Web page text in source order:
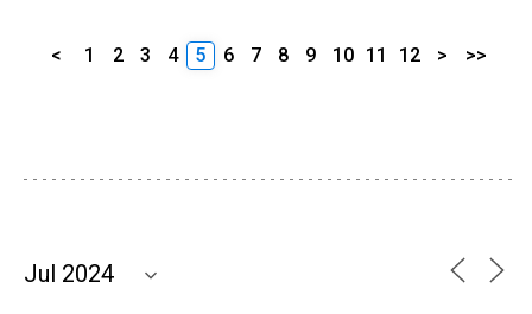
< 1 2 3 4 5 6 7 8 9 10 11 12 > >>